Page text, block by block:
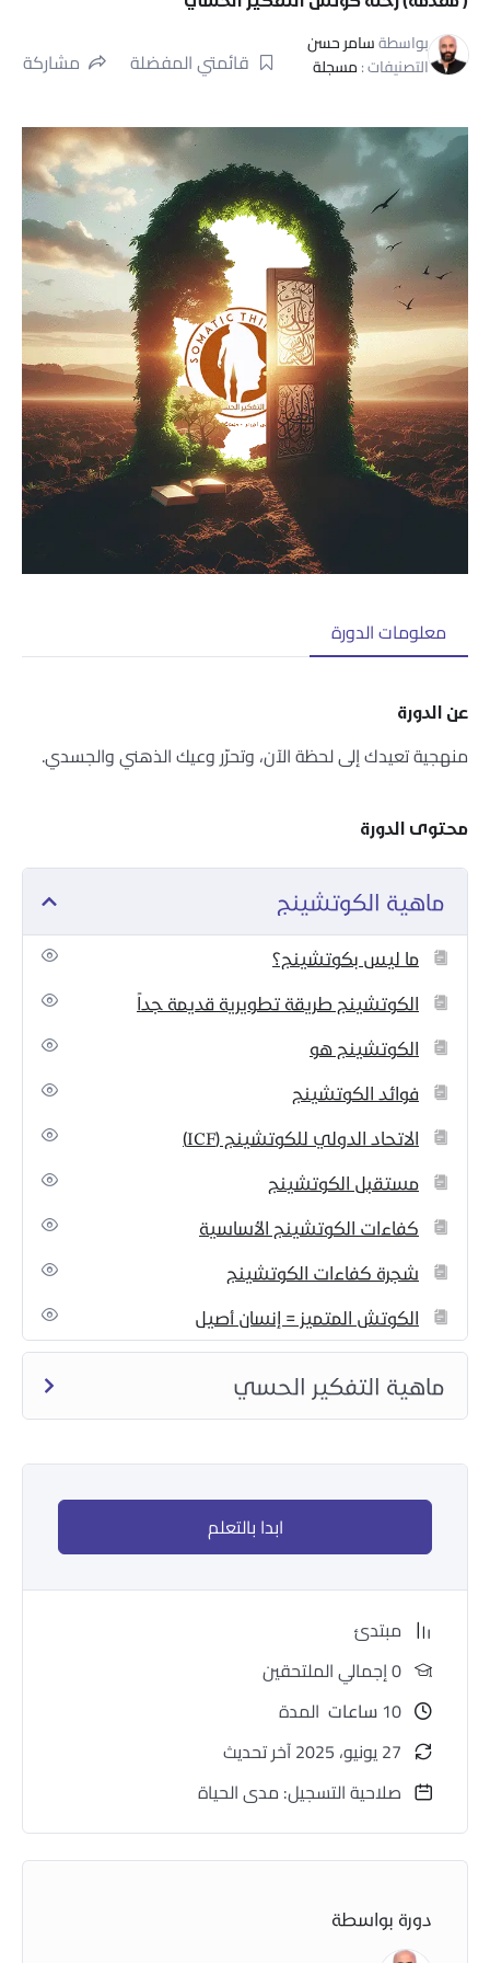
بواسطةسامر حسن
التصنيفات :مسجلة قائمتي المفضلة مشاركة
معلومات الدورة
عن الدورة
منهجية تعيدك إلى لحظة الآن، وتحرّر وعيك الذهني والجسدي.
محتوى الدورة
ماهية الكوتشينج
ما ليس بكوتشينج؟
الكوتشينج طريقة تطويرية قديمة جداً
الكوتشينج هو
فوائد الكوتشينج
‏الاتحاد الدولي للكوتشينج (ICF)
مستقبل الكوتشينج
كفاءات الكوتشينج الأساسية
شجرة كفاءات الكوتشينج
الكوتش المتميز = إنسان أصيل
ماهية التفكير الحسي
ابدا بالتعلم
مبتدئ
0 إجمالي الملتحقين
10 ساعات المدة
27 يونيو، 2025 آخر تحديث
صلاحية التسجيل: مدى الحياة
دورة بواسطة